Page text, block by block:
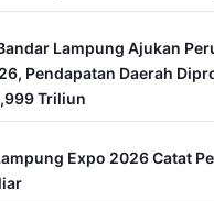
Lampung Ajukan
Pendapatan Daerah
Triliun
Expo 2026 Catat